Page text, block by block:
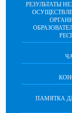
РЕЗУЛЬТАТЫ
ПАМЯТКА